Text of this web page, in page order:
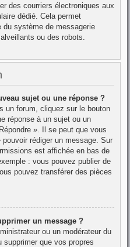
des courriers électroniques aux
dédié. Cela permet
du système de messagerie
ou des robots.
sujet ou une réponse ?
un forum, cliquez sur le bouton
réponse à un sujet ou un
». Il se peut que vous
rédiger un message. Sur
est affichée en bas de
: vous pouvez publier de
pouvez transférer des pièces
un message ?
ou un modérateur du
que vos propres